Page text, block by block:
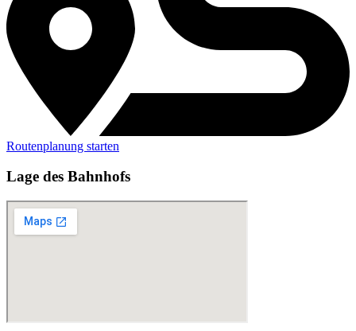
Routenplanung starten
Lage des Bahnhofs